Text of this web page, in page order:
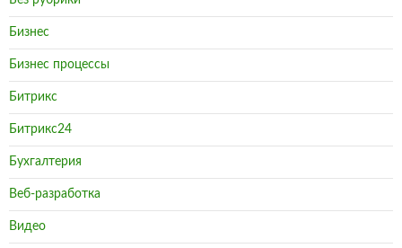
Бизнес
Бизнес процессы
Битрикс
Битрикс24
Бухгалтерия
Веб-разработка
Видео